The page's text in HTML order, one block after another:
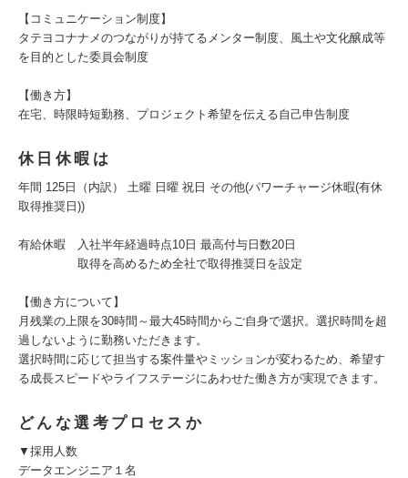
【コミュニケーション制度】
タテヨコナナメのつながりが持てるメンター制度、風土や文化醸成等
を目的とした委員会制度
【働き方】
在宅、時限時短勤務、プロジェクト希望を伝える自己申告制度
休日休暇は
年間 125日（内訳） 土曜 日曜 祝日 その他(パワーチャージ休暇(有休
取得推奨日))
有給休暇 入社半年経過時点10日 最高付与日数20日
取得を高めるため全社で取得推奨日を設定
【働き方について】
月残業の上限を30時間～最大45時間からご自身で選択。選択時間を超
過しないように勤務いただきます。
選択時間に応じて担当する案件量やミッションが変わるため、希望す
る成長スピードやライフステージにあわせた働き方が実現できます。
どんな選考プロセスか
▼採用人数
データエンジニア１名